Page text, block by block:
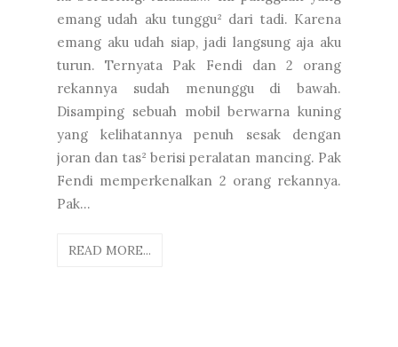
emang udah aku tunggu² dari tadi. Karena
emang aku udah siap, jadi langsung aja aku
turun. Ternyata Pak Fendi dan 2 orang
rekannya sudah menunggu di bawah.
Disamping sebuah mobil berwarna kuning
yang kelihatannya penuh sesak dengan
joran dan tas² berisi peralatan mancing. Pak
Fendi memperkenalkan 2 orang rekannya.
Pak...
READ MORE...